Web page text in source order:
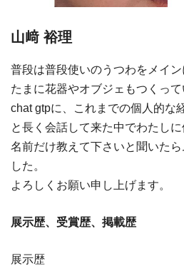
山﨑 裕理
普段は普段使いのうつわをメイン
たまに花器やオブジェもつくって
chat gtpに、これまでの個人的な
と長く会話して来た中でわたし
名前だけ教えて下さいと聞いた
した。
よろしくお願い申し上げます。
展示歴、受賞歴、掲載歴
展示歴